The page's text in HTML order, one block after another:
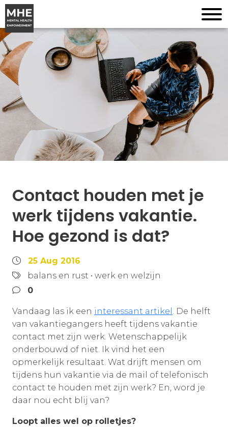
Contact houden met je
werk tijdens vakantie.
Hoe gezond is dat?
25 Aug 2016
balans en rust • werk en welzijn
0
Vandaag las ik een interessant artikel . De helft
van vakantiegangers heeft tijdens vakantie
contact met zijn werk. Wetenschappelijk
onderbouwd of niet. Ik vind het een
opmerkelijk resultaat. Wat drijft mensen om
tijdens hun vakantie via de mail of telefonisch
contact te houden met zijn werk? En, word je
daar nou echt blij van?
Loopt alles wel op rolletjes?